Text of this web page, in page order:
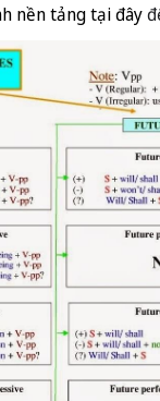
nền tảng tại đây